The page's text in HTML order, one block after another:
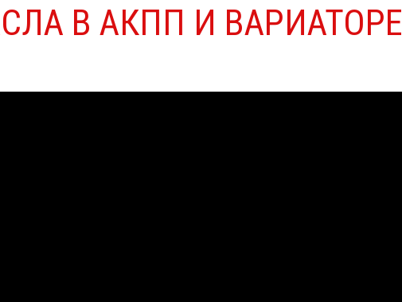
В АКПП И ВАРИАТОРЕ